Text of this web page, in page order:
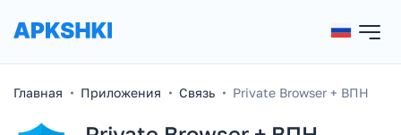
Главная Приложения Связь Private Browser + ВПН